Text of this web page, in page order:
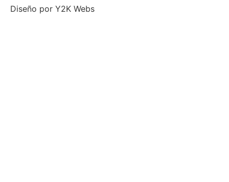
Diseño por Y2K Webs